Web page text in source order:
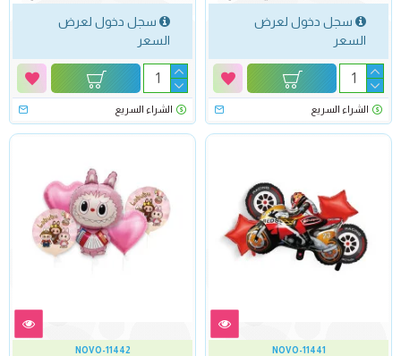
سجل دخول لعرض
السعر
الشراء السريع
سجل دخول لعرض
السعر
الشراء السريع
NOVO-11441
NOVO-11442